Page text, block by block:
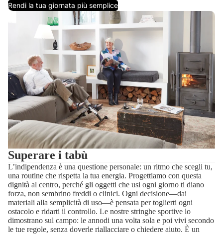
Rendi la tua giornata più semplice
Superare i tabù
L’indipendenza è una questione personale: un ritmo che scegli tu,
una routine che rispetta la tua energia. Progettiamo con questa
dignità al centro, perché gli oggetti che usi ogni giorno ti diano
forza, non sembrino freddi o clinici. Ogni decisione—dai
materiali alla semplicità di uso—è pensata per toglierti ogni
ostacolo e ridarti il controllo. Le nostre stringhe sportive lo
dimostrano sul campo: le annodi una volta sola e poi vivi secondo
le tue regole, senza doverle riallacciare o chiedere aiuto. È un